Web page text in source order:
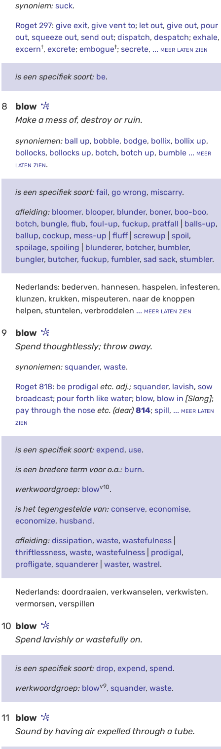
synoniem: suck.
Roget 297: give exit, give vent to; let out, give out, pour
out, squeeze out, send out; dispatch, despatch; exhale,
excern†, excrete; embogue†; secrete, ... meer laten zien
is een specifiek soort: be.
8 blow
Make a mess of, destroy or ruin.
synoniemen: ball up, bobble, bodge, bollix, bollix up,
bollocks, bollocks up, botch, botch up, bumble... meer
laten zien.
is een specifiek soort: fail, go wrong, miscarry.
afleiding: bloomer, blooper, blunder, boner, boo-boo,
botch, bungle, flub, foul-up, fuckup, pratfall balls-up,
ballup, cockup, mess-up fluff| screwup spoil,
spoilage, spoiling blunderer, botcher, bumbler,
bungler, butcher, fuckup, fumbler, sad sack, stumbler.
Nederlands: bederven, hannesen, haspelen, infesteren,
klunzen, krukken, mispeuteren, naar de knoppen
helpen, stuntelen, verbroddelen ... meer laten zien
9 blow
Spend thoughtlessly; throw away.
synoniemen: squander, waste.
Roget 818: be prodigal etc. adj.; squander, lavish, sow
broadcast; pour forth like water; blow, blow in [Slang];
pay through the nose etc. (dear) 814; spill, ... meer laten
zien
is een specifiek soort: expend, use.
is een bredere term voor o.a.: burn.
werkwoordgroep: blowv10.
is het tegengestelde van: conserve, economise,
economize, husband.
afleiding: dissipation, waste, wastefulness|
thriftlessness, waste, wastefulness| prodigal,
profligate, squanderer| waster, wastrel.
Nederlands: doordraaien, verkwanselen, verkwisten,
vermorsen, verspillen
10 blow
Spend lavishly or wastefully on.
is een specifiek soort: drop, expend, spend.
werkwoordgroep: blowv9, squander, waste.
11 blow
Sound by having air expelled through a tube.